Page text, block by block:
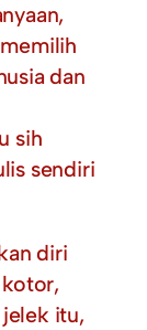
dan
sih
sendiri
diri
itu,